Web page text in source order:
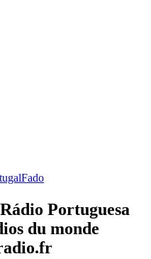
Fado
Portuguesa
du monde